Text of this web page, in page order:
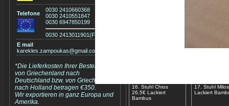
Telefone
0030 2410660368
0030 2410551847
0030 6947850199
0030 2413011901(Fax)
E mail
karekles.zampoukas@gmail.com
*Die Lieferkosten Ihrer Bestellung
von Griechenland nach
Deutschland bzw. von Griechenland
nach Holland betragen €350.
Wir exportieren in ganz Europa und
Amerika.
16. Stuhl Chios
26,5€ Lackiert
Bambus
17. Stuhl
Lackiert